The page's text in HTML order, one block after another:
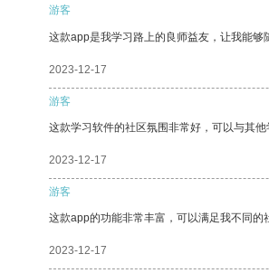
游客
这款app是我学习路上的良师益友，让我能够
2023-12-17
游客
这款学习软件的社区氛围非常好，可以与其他
2023-12-17
游客
这款app的功能非常丰富，可以满足我不同的
2023-12-17